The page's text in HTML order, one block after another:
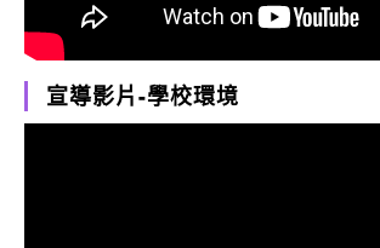
宣導影片-學校環境